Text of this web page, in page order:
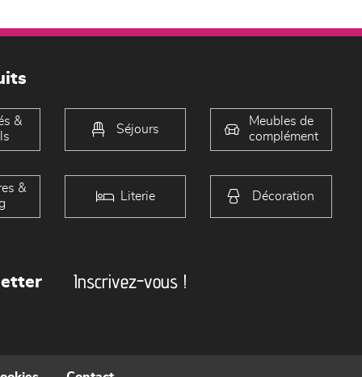
&
Séjours
Meubles de
complément
&
Literie Décoration
Inscrivez-vous !